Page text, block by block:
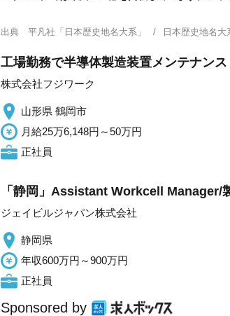
出典 平凡社「日本歴史地名大系」 日本歴史地名
工場勤務で半導体製造装置メンテナンス
株式会社フジワーク
山形県 鶴岡市
月給25万6,148円～50万円
正社員
「静岡」Assistant Workcell Manager/
ジェイビルジャパン株式会社
静岡県
年収600万円～900万円
正社員
Sponsored by